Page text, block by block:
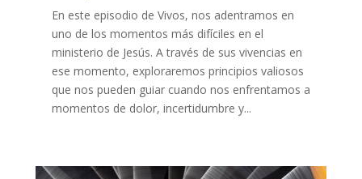
En este episodio de Vivos, nos adentramos en
uno de los momentos más difíciles en el
ministerio de Jesús. A través de sus vivencias en
ese momento, exploraremos principios valiosos
que nos pueden guiar cuando nos enfrentamos a
momentos de dolor, incertidumbre y...